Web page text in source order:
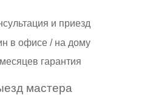
и приезд
в офисе / на дому
месяцев гарантия
мастера